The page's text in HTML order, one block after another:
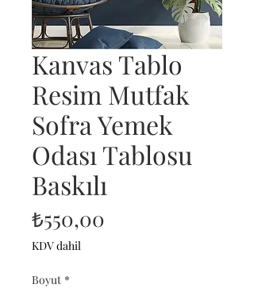
Kanvas Tablo
Resim Mutfak
Sofra Yemek
Odası Tablosu
Baskılı
₺550,00
KDV dahil
Boyut *